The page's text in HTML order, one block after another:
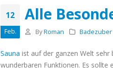
12
Feb.
Alle
By Roman Badezuber
Sauna ist auf der ganzen Welt sehr
wunderbaren Funktionen. Es sollte
hilft das
Badezuber?
April 18, 2020